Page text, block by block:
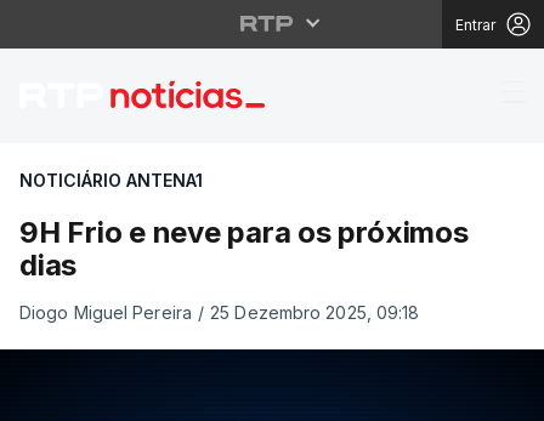
Entrar
9H Frio e neve para
NOTICIÁRIO ANTENA1
9H Frio e neve para os próximos
dias
Diogo Miguel Pereira / 25 Dezembro 2025, 09:18